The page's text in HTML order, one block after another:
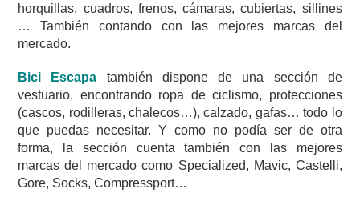
horquillas, cuadros, frenos, cámaras, cubiertas, sillines
… También contando con las mejores marcas del
mercado.
Bici Escapa también dispone de una sección de
vestuario, encontrando ropa de ciclismo, protecciones
(cascos, rodilleras, chalecos…), calzado, gafas… todo lo
que puedas necesitar. Y como no podía ser de otra
forma, la sección cuenta también con las mejores
marcas del mercado como Specialized, Mavic, Castelli,
Gore, Socks, Compressport…